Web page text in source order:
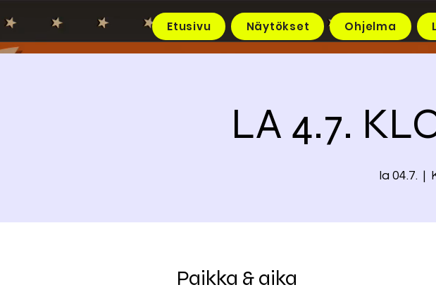
Etusivu Näytökset Ohjelma
LA 4.7.
la 04.7.
  |
Paikka & aika